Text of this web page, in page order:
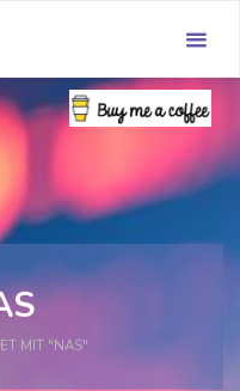
MIT "NAS"